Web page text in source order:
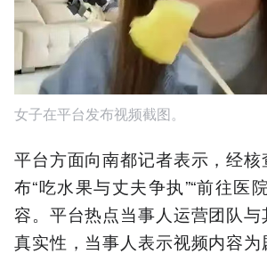
女子在平台发布视频截图。
平台方面向南都记者表示，经
布“吃水果与丈夫争执”“前往医
容。平台热点当事人运营团队
真实性，当事人表示视频内容